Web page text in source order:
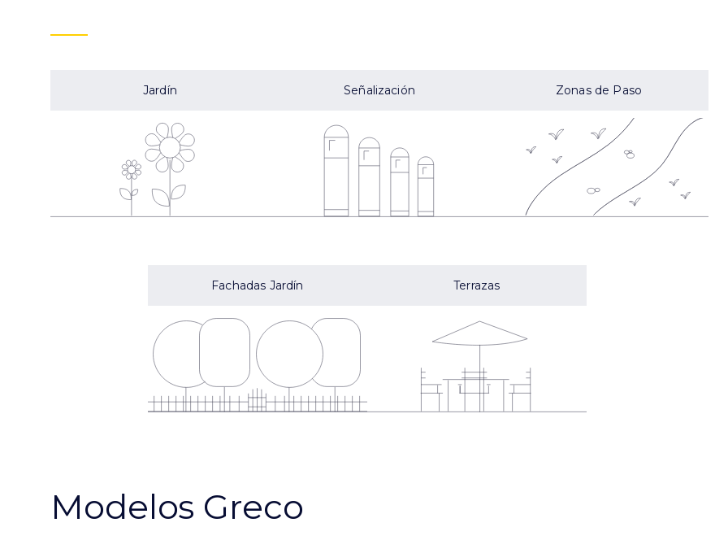
Jardín Señalización Zonas de Paso
Fachadas Jardín Terrazas
Modelos Greco